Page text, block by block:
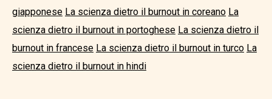
giapponese La scienza dietro il burnout in coreano La
scienza dietro il burnout in portoghese La scienza dietro il
burnout in francese La scienza dietro il burnout in turco La
scienza dietro il burnout in hindi